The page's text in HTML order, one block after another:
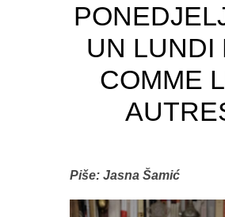
UN LUNDI
COMME
Piše: Jasna Šamić